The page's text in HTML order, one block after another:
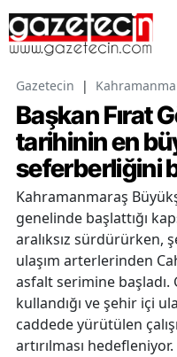
Gazetecin |
Başkan Fırat
tarihinin en
seferberliğini
Kahramanmaraş
genelinde başlattığı
aralıksız sürdürürken,
ulaşım arterlerinden
asfalt serimine başladı.
kullandığı ve şehir içi
caddede yürütülen
artırılması hedefleniyor.